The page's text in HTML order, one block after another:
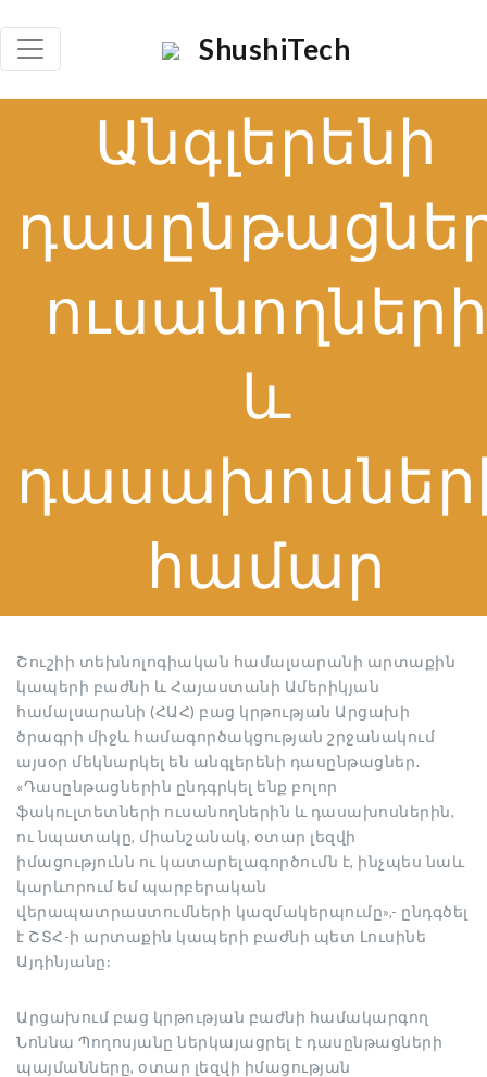
ShushiTech
Անգլերենի
և
համար
Շուշիի տեխնոլոգիական համալսարանի արտաքին
կապերի բաժնի և Հայաստանի Ամերիկյան
համալսարանի (ՀԱՀ) բաց կրթության Արցախի
ծրագրի միջև համագործակցության շրջանակում
այսօր մեկնարկել են անգլերենի դասընթացներ․
«Դասընթացներին ընդգրկել ենք բոլոր
ֆակուլտետների ուսանողներին և դասախոսներին,
ու նպատակը, միանշանակ, օտար լեզվի
իմացությունն ու կատարելագործումն է, ինչպես նաև
կարևորում եմ պարբերական
վերապատրաստումների կազմակերպումը»,- ընդգծել
է ՇՏՀ-ի արտաքին կապերի բաժնի պետ Լուսինե
Այդինյանը:
Արցախում բաց կրթության բաժնի համակարգող
Նոննա Պողոսյանը ներկայացրել է դասընթացների
պայմանները, օտար լեզվի իմացության